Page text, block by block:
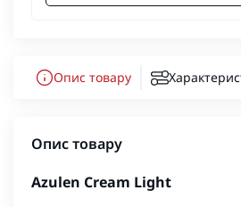
Опис товару
Опис товару
Azulen Cream Light